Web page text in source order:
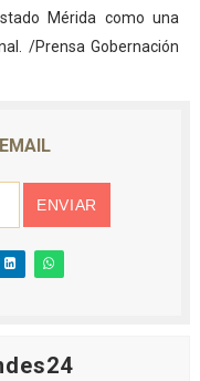
Mérida como una
/Prensa Gobernación